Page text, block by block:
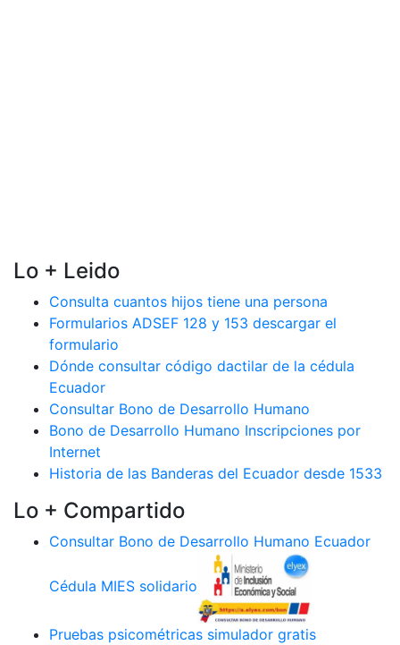
Lo + Leido
Consulta cuantos hijos tiene una persona
Formularios ADSEF 128 y 153 descargar el
formulario
Dónde consultar código dactilar de la cédula
Ecuador
Consultar Bono de Desarrollo Humano
Bono de Desarrollo Humano Inscripciones por
Internet
Historia de las Banderas del Ecuador desde 1533
Lo + Compartido
Consultar Bono de Desarrollo Humano Ecuador
Cédula MIES solidario
Pruebas psicométricas simulador gratis